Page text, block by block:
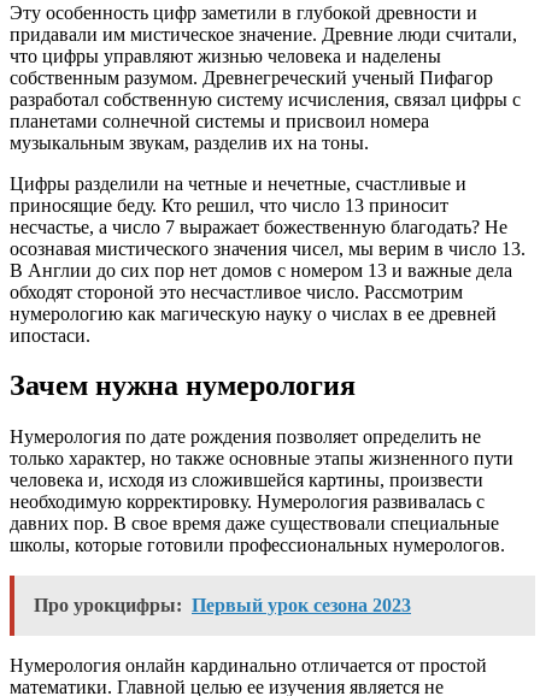
Эту особенность цифр заметили в глубокой древности и
придавали им мистическое значение. Древние люди считали,
что цифры управляют жизнью человека и наделены
собственным разумом. Древнегреческий ученый Пифагор
разработал собственную систему исчисления, связал цифры с
планетами солнечной системы и присвоил номера
музыкальным звукам, разделив их на тоны.
Цифры разделили на четные и нечетные, счастливые и
приносящие беду. Кто решил, что число 13 приносит
несчастье, а число 7 выражает божественную благодать? Не
осознавая мистического значения чисел, мы верим в число 13.
В Англии до сих пор нет домов с номером 13 и важные дела
обходят стороной это несчастливое число. Рассмотрим
нумерологию как магическую науку о числах в ее древней
ипостаси.
Зачем нужна нумерология
Нумерология по дате рождения позволяет определить не
только характер, но также основные этапы жизненного пути
человека и, исходя из сложившейся картины, произвести
необходимую корректировку. Нумерология развивалась с
давних пор. В свое время даже существовали специальные
школы, которые готовили профессиональных нумерологов.
Про урокцифры: Первый урок сезона 2023
Нумерология онлайн кардинально отличается от простой
математики. Главной целью ее изучения является не